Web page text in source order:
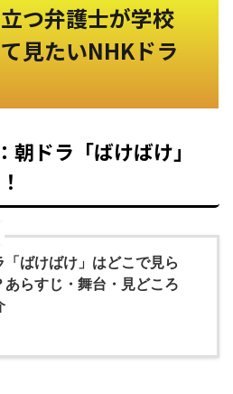
立つ弁護士が学校
見たいNHKドラ
朝ドラ「ばけばけ」
「ばけばけ」はどこで見ら
あらすじ・舞台・見どころ